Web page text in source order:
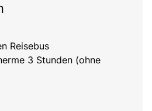
Reisebus
3 Stunden (ohne